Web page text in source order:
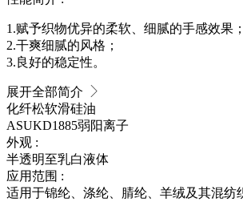
1.赋予织物优异的柔软、细腻的手感效果；
2.干爽细腻的风格；
3.良好的稳定性。
展开全部简介
化纤松软滑硅油
ASUKD1885弱阳离子
外观 :
半透明至乳白液体
应用范围 :
适用于锦纶、涤纶、腈纶、羊绒及其混纺